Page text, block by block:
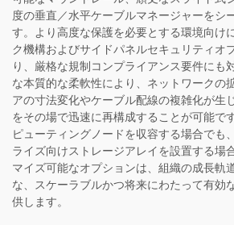
度の垂直／水平ケーブルマネージャーをシ
す。より高度な保護を必要とする環境向け
ク機構およびサイドパネルセキュリティオ
り、厳格な規制コンプライアンス要件にも
な本質的な柔軟性により、ネットワークの
アの寸法変化やケーブル配線の複雑化が生
をその場で迅速に再構成することが可能で
ピューティングノードを収容する場合でも
ライズ向けストレージアレイを設置する場
マイズ可能なオプションは、組織の成長軌
な、スケーラブルかつ将来にわたって有効
供します。